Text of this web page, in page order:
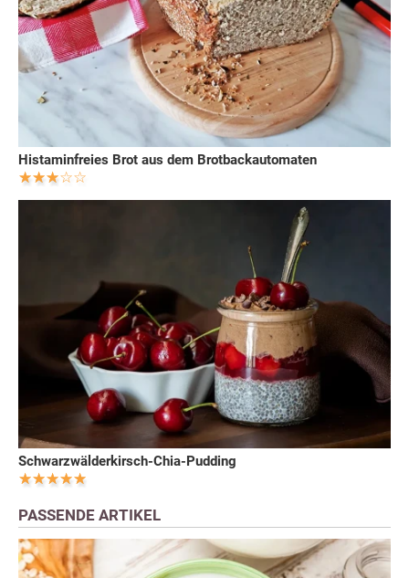
Histaminfreies Brot aus dem Brotbackautomaten
Schwarzwälderkirsch-Chia-Pudding
PASSENDE ARTIKEL